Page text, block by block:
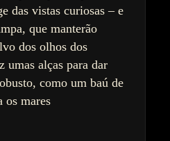
das vistas curiosas – e
que manterão
dos olhos dos
umas alças para dar
como um baú de
os mares